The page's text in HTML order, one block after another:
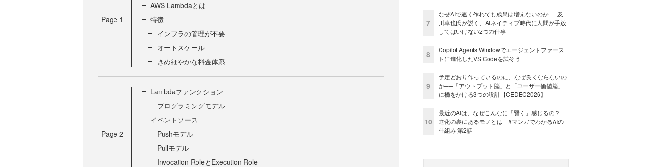
Page 1
AWS Lambdaとは
特徴
インフラの管理が不要
オートスケール
きめ細やかな料金体系
Page 2
Lambdaファンクション
プログラミングモデル
イベントソース
Pushモデル
Pullモデル
Invocation RoleとExecution Role
7
なぜAIで速く作れても成果は増えないのか──及
川卓也氏が説く、AIネイティブ時代に人間が手放
してはいけない2つの仕事
8
Copilot Agents Windowでエージェントファース
トに進化したVS Codeを試そう
9
予定どおり作っているのに、なぜ良くならないの
か──「アウトプット脳」と「ユーザー価値脳」
に橋をかける3つの設計【CEDEC2026】
10
最近のAIは、なぜこんなに「賢く」感じるの？
進化の裏にあるモノとは #マンガでわかるAIの
仕組み 第2話